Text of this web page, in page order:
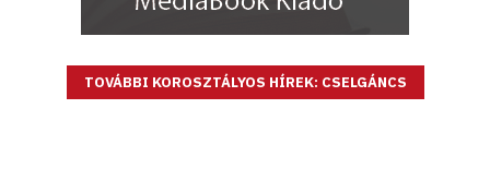
TOVÁBBI KOROSZTÁLYOS HÍREK: CSELGÁNCS